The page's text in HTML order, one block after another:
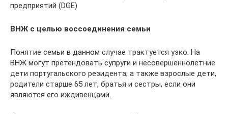
предприятий (DGE)
ВНЖ с целью воссоединения семьи
Понятие семьи в данном случае трактуется узко. На
ВНЖ могут претендовать супруги и несовершеннолетние
дети португальского резидента; а также взрослые дети,
родители старше 65 лет, братья и сестры, если они
являются его иждивенцами.